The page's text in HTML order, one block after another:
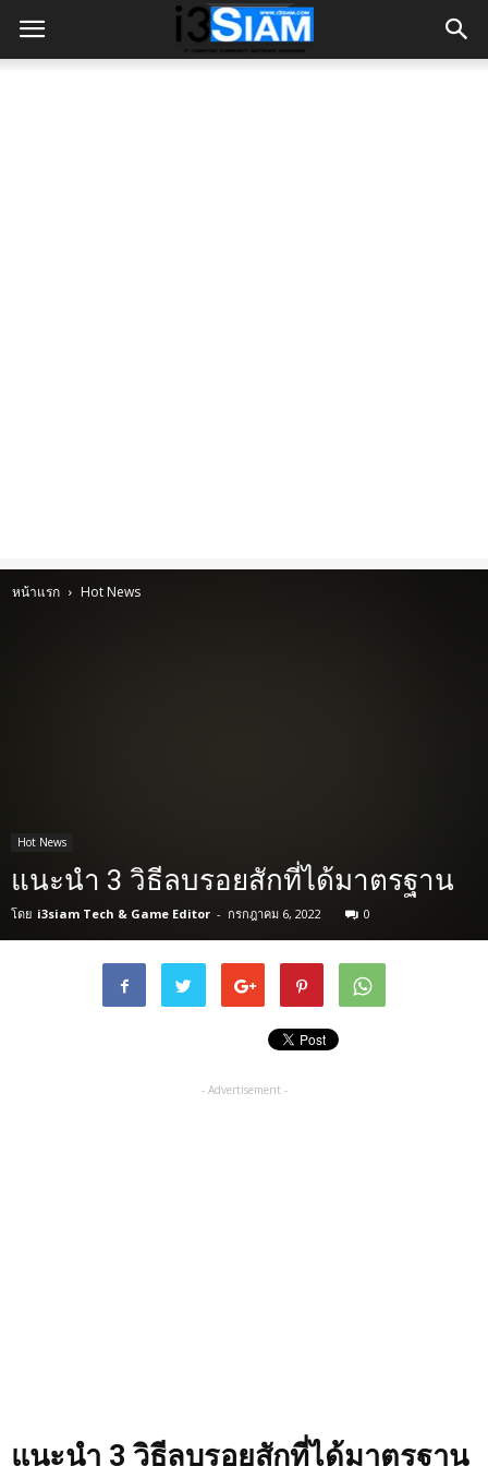
หน้าแรก Hot News
Hot News
แนะนำ 3 วิธีลบรอยสักที่ได้มาตรฐาน
โดย i3siam Tech & Game Editor - กรกฎาคม 6, 2022 0
- Advertisement -
แนะนำ 3 วิธีลบรอยสักที่ได้มาตรฐาน